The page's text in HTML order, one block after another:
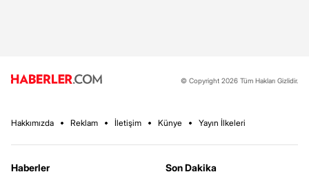
© Copyright 2026 Tüm Hakları Gizlidir.
Hakkımızda Reklam İletişim Künye Yayın İlkeleri
Haberler
Son Dakika